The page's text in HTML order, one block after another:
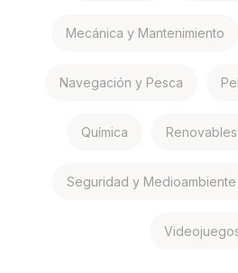
Mecánica y Mantenimiento
Navegación y Pesca
Química Renovables
Seguridad y Medioambiente